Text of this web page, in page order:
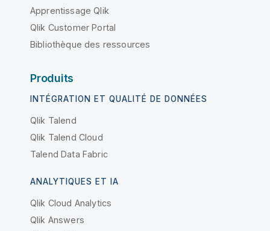
Apprentissage Qlik
Qlik Customer Portal
Bibliothèque des ressources
Produits
INTÉGRATION ET QUALITÉ DE DONNÉES
Qlik Talend
Qlik Talend Cloud
Talend Data Fabric
ANALYTIQUES ET IA
Qlik Cloud Analytics
Qlik Answers